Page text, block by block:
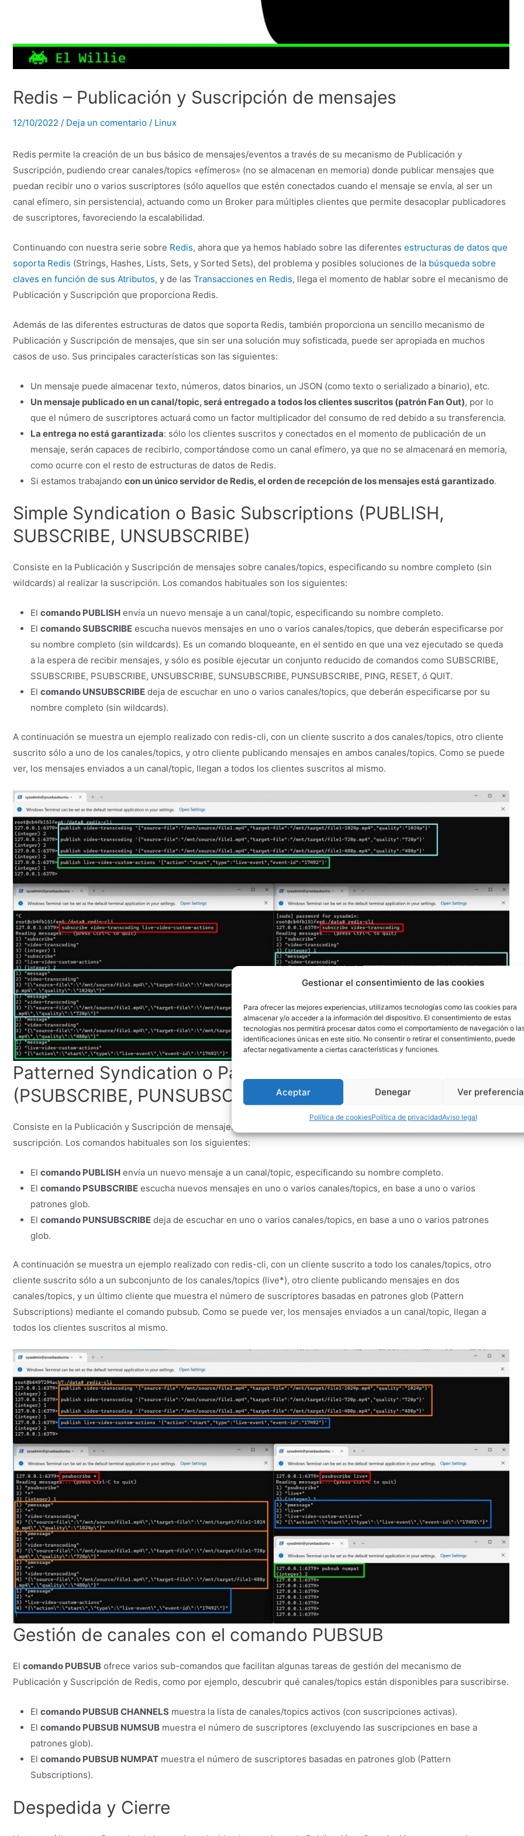
Gestionar el consentimiento de las cookies
Para ofrecer las mejores experiencias, utilizamos tecnologías como las cookies para
almacenar y/o acceder a la información del dispositivo. El consentimiento de estas
tecnologías nos permitirá procesar datos como el comportamiento de navegación o
identificaciones únicas en este sitio. No consentir o retirar el consentimiento, puede
afectar negativamente a ciertas características y funciones.
Aceptar Denegar Ver
Política de cookiesPolítica de privacidadAviso legal
Redis – Publicación y Suscripción de mensajes
12/10/2022 / Deja un comentario / Linux
Redis permite la creación de un bus básico de mensajes/eventos a través de su mecanismo de Publicación y
Suscripción, pudiendo crear canales/topics «efímeros» (no se almacenan en memoria) donde publicar mensajes que
puedan recibir uno o varios suscriptores (sólo aquellos que estén conectados cuando el mensaje se envía, al ser un
canal efímero, sin persistencia), actuando como un Broker para múltiples clientes que permite desacoplar publicadores
de suscriptores, favoreciendo la escalabilidad.
Continuando con nuestra serie sobre Redis, ahora que ya hemos hablado sobre las diferentes estructuras de datos que
soporta Redis (Strings, Hashes, Lists, Sets, y Sorted Sets), del problema y posibles soluciones de la búsqueda sobre
claves en función de sus Atributos, y de las Transacciones en Redis, llega el momento de hablar sobre el mecanismo de
Publicación y Suscripción que proporciona Redis.
Además de las diferentes estructuras de datos que soporta Redis, también proporciona un sencillo mecanismo de
Publicación y Suscripción de mensajes, que sin ser una solución muy sofisticada, puede ser apropiada en muchos
casos de uso. Sus principales características son las siguientes:
Un mensaje puede almacenar texto, números, datos binarios, un JSON (como texto o serializado a binario), etc.
Un mensaje publicado en un canal/topic, será entregado a todos los clientes suscritos (patrón Fan Out), por lo
que el número de suscriptores actuará como un factor multiplicador del consumo de red debido a su transferencia.
La entrega no está garantizada: sólo los clientes suscritos y conectados en el momento de publicación de un
mensaje, serán capaces de recibirlo, comportándose como un canal efímero, ya que no se almacenará en memoria,
como ocurre con el resto de estructuras de datos de Redis.
Si estamos trabajando con un único servidor de Redis, el orden de recepción de los mensajes está garantizado.
Simple Syndication o Basic Subscriptions (PUBLISH,
SUBSCRIBE, UNSUBSCRIBE)
Consiste en la Publicación y Suscripción de mensajes sobre canales/topics, especificando su nombre completo (sin
wildcards) al realizar la suscripción. Los comandos habituales son los siguientes:
El comando PUBLISH envía un nuevo mensaje a un canal/topic, especificando su nombre completo.
El comando SUBSCRIBE escucha nuevos mensajes en uno o varios canales/topics, que deberán especificarse por
su nombre completo (sin wildcards). Es un comando bloqueante, en el sentido en que una vez ejecutado se queda
a la espera de recibir mensajes, y sólo es posible ejecutar un conjunto reducido de comandos como SUBSCRIBE,
SSUBSCRIBE, PSUBSCRIBE, UNSUBSCRIBE, SUNSUBSCRIBE, PUNSUBSCRIBE, PING, RESET, ó QUIT.
El comando UNSUBSCRIBE deja de escuchar en uno o varios canales/topics, que deberán especificarse por su
nombre completo (sin wildcards).
A continuación se muestra un ejemplo realizado con redis-cli, con un cliente suscrito a dos canales/topics, otro cliente
suscrito sólo a uno de los canales/topics, y otro cliente publicando mensajes en ambos canales/topics. Como se puede
ver, los mensajes enviados a un canal/topic, llegan a todos los clientes suscritos al mismo.
Patterned Syndication o Pattern Subscriptions
(PSUBSCRIBE, PUNSUBSCRIBE)
Consiste en la Publicación y Suscripción de mensajes sobre canales/topics, especificando patrones glob al realizar la
suscripción. Los comandos habituales son los siguientes:
El comando PUBLISH envía un nuevo mensaje a un canal/topic, especificando su nombre completo.
El comando PSUBSCRIBE escucha nuevos mensajes en uno o varios canales/topics, en base a uno o varios
patrones glob.
El comando PUNSUBSCRIBE deja de escuchar en uno o varios canales/topics, en base a uno o varios patrones
glob.
A continuación se muestra un ejemplo realizado con redis-cli, con un cliente suscrito a todo los canales/topics, otro
cliente suscrito sólo a un subconjunto de los canales/topics (live*), otro cliente publicando mensajes en dos
canales/topics, y un último cliente que muestra el número de suscriptores basadas en patrones glob (Pattern
Subscriptions) mediante el comando pubsub. Como se puede ver, los mensajes enviados a un canal/topic, llegan a
todos los clientes suscritos al mismo.
Gestión de canales con el comando PUBSUB
El comando PUBSUB ofrece varios sub-comandos que facilitan algunas tareas de gestión del mecanismo de
Publicación y Suscripción de Redis, como por ejemplo, descubrir qué canales/topics están disponibles para suscribirse.
El comando PUBSUB CHANNELS muestra la lista de canales/topics activos (con suscripciones activas).
El comando PUBSUB NUMSUB muestra el número de suscriptores (excluyendo las suscripciones en base a
patrones glob).
El comando PUBSUB NUMPAT muestra el número de suscriptores basadas en patrones glob (Pattern
Subscriptions).
Despedida y Cierre